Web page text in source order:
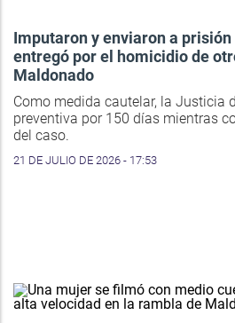
Imputaron y enviaron a
entregó por el homicidio de
Maldonado
Como medida cautelar, la Justicia
preventiva por 150 días mientras
del caso.
21 DE JULIO DE 2026 - 17:53